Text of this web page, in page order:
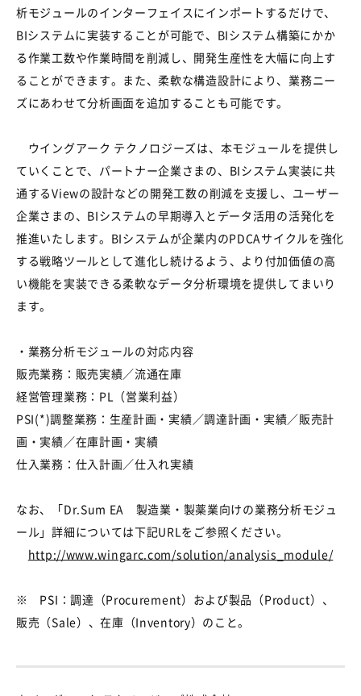
析モジュールのインターフェイスにインポートするだけで、
BIシステムに実装することが可能で、BIシステム構築にかか
る作業工数や作業時間を削減し、開発生産性を大幅に向上す
ることができます。また、柔軟な構造設計により、業務ニー
ズにあわせて分析画面を追加することも可能です。
ウイングアーク テクノロジーズは、本モジュールを提供し
ていくことで、パートナー企業さまの、BIシステム実装に共
通するViewの設計などの開発工数の削減を支援し、ユーザー
企業さまの、BIシステムの早期導入とデータ活用の活発化を
推進いたします。BIシステムが企業内のPDCAサイクルを強化
する戦略ツールとして進化し続けるよう、より付加価値の高
い機能を実装できる柔軟なデータ分析環境を提供してまいり
ます。
・業務分析モジュールの対応内容
販売業務：販売実績／流通在庫
経営管理業務：PL（営業利益）
PSI(*)調整業務：生産計画・実績／調達計画・実績／販売計
画・実績／在庫計画・実績
仕入業務：仕入計画／仕入れ実績
なお、「Dr.Sum EA 製造業・製薬業向けの業務分析モジュ
ール」詳細については下記URLをご参照ください。
http://www.wingarc.com/solution/analysis_module/
※ PSI：調達（Procurement）および製品（Product）、
販売（Sale）、在庫（Inventory）のこと。